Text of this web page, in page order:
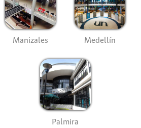
Manizales Medellín
Palmira